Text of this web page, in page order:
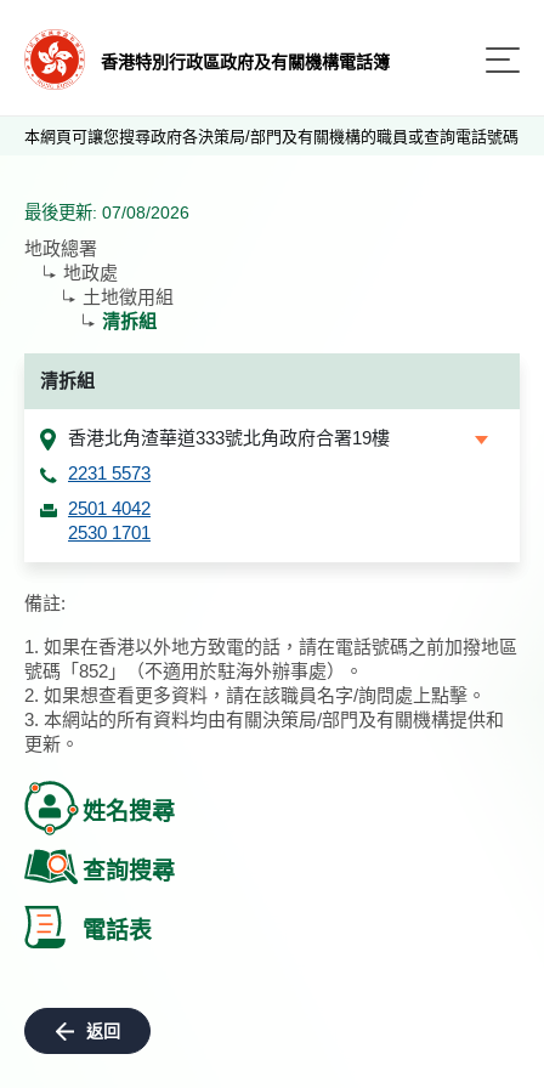
香港特別行政區政府及有關機構電話簿
本網頁可讓您搜尋政府各決策局/部門及有關機構的職員或查詢電話號碼
最後更新: 07/08/2026
地政總署
地政處
土地徵用組
清拆組
清拆組
香港北角渣華道333號北角政府合署19樓
2231 5573
2501 4042
2530 1701
備註:
1. 如果在香港以外地方致電的話，請在電話號碼之前加撥地區
號碼「852」（不適用於駐海外辦事處）。
2. 如果想查看更多資料，請在該職員名字/詢問處上點擊。
3. 本網站的所有資料均由有關決策局/部門及有關機構提供和
更新。
姓名搜尋
查詢搜尋
電話表
返回